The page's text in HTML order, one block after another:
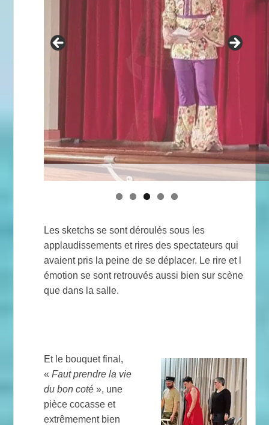
Les sketchs se sont déroulés sous les
applaudissements et rires des spectateurs qui
avaient pris la peine de se déplacer. Le rire et l
émotion se sont retrouvés aussi bien sur scène
que dans la salle.
Et le bouquet final,
«Faut prendre la vie
du bon coté », une
pièce cocasse et
extrêmement bien